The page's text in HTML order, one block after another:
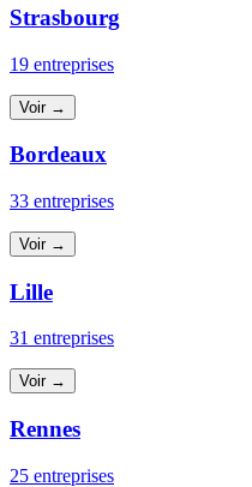
Strasbourg
19 entreprises
Voir →
Bordeaux
33 entreprises
Voir →
Lille
31 entreprises
Voir →
Rennes
25 entreprises